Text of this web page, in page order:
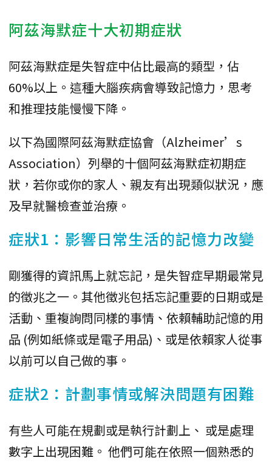
阿茲海默症十大初期症狀
阿茲海默症是失智症中佔比最高的類型，佔
60%以上。這種大腦疾病會導致記憶力，思考
和推理技能慢慢下降。
以下為國際阿茲海默症協會（Alzheimer’s
Association）列舉的十個阿茲海默症初期症
狀，若你或你的家人、親友有出現類似狀況，應
及早就醫檢查並治療。
症狀1：影響日常生活的記憶力改變
剛獲得的資訊馬上就忘記，是失智症早期最常見
的徵兆之一。其他徵兆包括忘記重要的日期或是
活動、重複詢問同樣的事情、依賴輔助記憶的用
品 (例如紙條或是電子用品)、或是依賴家人從事
以前可以自己做的事。
症狀2：計劃事情或解決問題有困難
有些人可能在規劃或是執行計劃上、 或是處理
數字上出現困難。 他們可能在依照一個熟悉的